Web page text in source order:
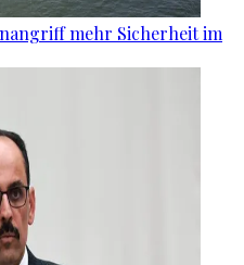
mehr Sicherheit im